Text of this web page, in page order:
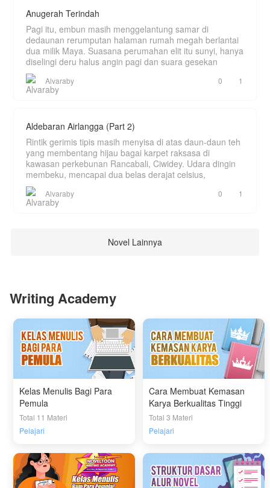
Anugerah Terindah
Pagi itu, embun masih menggelantung samar di
dedaunan rerumputan halaman rumah megah berlantai
dua milik Maya. Suasana perumahan elit itu sunyi, hanya
diselingi deru halus angin pagi dan suara gesekan
Alvaraby 0 1
Aldebaran Airlangga (Part 2)
Rintik gerimis tipis masih menyisa di atas daun-daun teh
yang membentang hijau bagai karpet raksasa di
kawasan perkebunan Rancabali, Ciwidey. Udara dingin
membeku, mencapai dua belas derajat celsius,
Alvaraby 0 1
Novel Lainnya
Writing Academy
Kelas Menulis Bagi Para
Pemula
Total 11 Materi
Pelajari
Cara Membuat Kemasan
Karya Berkualitas Tinggi
Total 3 Materi
Pelajari